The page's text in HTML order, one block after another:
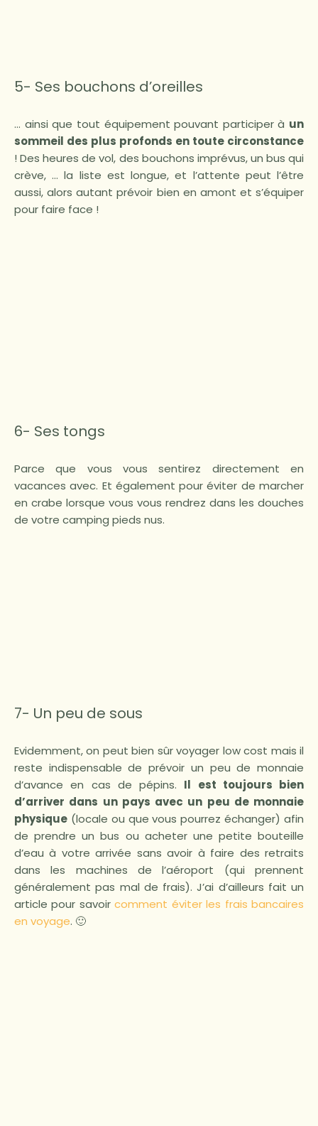
5- Ses bouchons d’oreilles
… ainsi que tout équipement pouvant participer à un
sommeil des plus profonds en toute circonstance
! Des heures de vol, des bouchons imprévus, un bus qui
crève, … la liste est longue, et l’attente peut l’être
aussi, alors autant prévoir bien en amont et s’équiper
pour faire face !
6- Ses tongs
Parce que vous vous sentirez directement en
vacances avec. Et également pour éviter de marcher
en crabe lorsque vous vous rendrez dans les douches
de votre camping pieds nus.
7- Un peu de sous
Evidemment, on peut bien sûr voyager low cost mais il
reste indispensable de prévoir un peu de monnaie
d’avance en cas de pépins. Il est toujours bien
d’arriver dans un pays avec un peu de monnaie
physique (locale ou que vous pourrez échanger) afin
de prendre un bus ou acheter une petite bouteille
d’eau à votre arrivée sans avoir à faire des retraits
dans les machines de l’aéroport (qui prennent
généralement pas mal de frais). J’ai d’ailleurs fait un
article pour savoircomment éviter les frais bancaires
en voyage. 🙂